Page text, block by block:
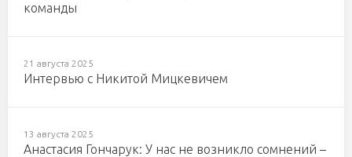
команды
21 августа 2025
Интервью с Никитой Мицкевичем
13 августа 2025
Анастасия Гончарук: У нас не возникло сомнений –